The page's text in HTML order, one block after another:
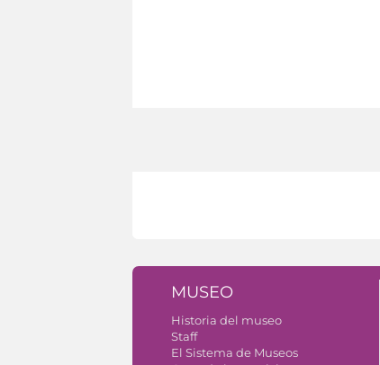
MUSEO
Historia del museo
Staff
El Sistema de Museos